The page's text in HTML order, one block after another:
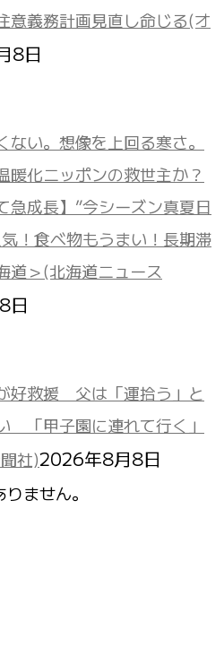
意義務計画見直し命じる(オ
8日
ない。想像を上回る寒さ。
暖化ニッポンの救世主か？
急成長】”今シーズン真夏日
！食べ物もうまい！長期滞
道＞(北海道ニュース
日
好救援 父は「運拾う」と
「甲子園に連れて行く」
社)2026年8月8日
ません。